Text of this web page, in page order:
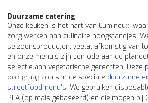
Duurzame catering
Onze keuken is het hart van Lumineux,
zorg werken aan culinaire hoogstandjes.
seizoensproducten, veelal afkomstig van
en onze menu's zijn een ode aan de
selectie aan vegetarische gerechten. Deze
ook graag zoals in de speciale duurzame
streetfoodmenu's. We gebruiken
PLA (op mais gebaseerd) en die mogen bij